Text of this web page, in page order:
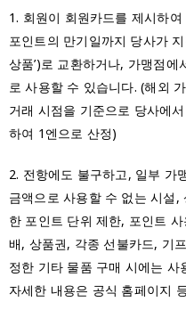
1. 회원이 회원카드를 제시하
포인트의 만기일까지 당사가
상품’)로 교환하거나, 가맹점
로 사용할 수 있습니다. (해외
거래 시점을 기준으로 당사에
하여 1엔으로 산정)
2. 전항에도 불구하고, 일부 가
금액으로 사용할 수 없는 시설
한 포인트 단위 제한, 포인트
배, 상품권, 각종 선불카드, 기
정한 기타 물품 구매 시에는
자세한 내용은 공식 홈페이지